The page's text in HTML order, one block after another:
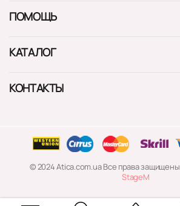
ПОМОЩЬ
КАТАЛОГ
КОНТАКТЫ
© 2024 Atica.com.ua Все права защищены
StageM